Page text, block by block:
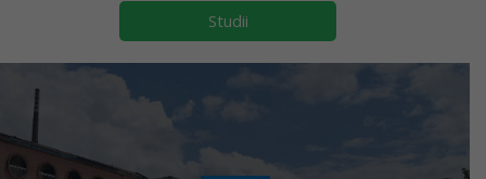
Studii